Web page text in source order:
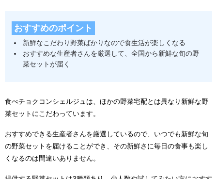
おすすめのポイント
新鮮なこだわり野菜ばかりなので食生活が楽しくなる
おすすめな生産者さんを厳選して、全国から新鮮な旬の野
菜セットが届く
食べチョクコンシェルジュは、ほかの野菜宅配とは異なり新鮮な野
菜セットにこだわっています。
おすすめできる生産者さんを厳選しているので、いつでも新鮮な旬
の野菜セットを届けることができ、その新鮮さに毎日の食事も楽し
くなるのは間違いありません。